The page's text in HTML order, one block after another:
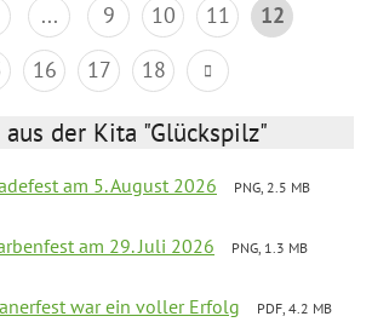
... 9 10 11
12
16 17 18
der Kita "Glückspilz"
am 5. August 2026
PNG, 2.5 MB
am 29. Juli 2026
PNG, 1.3 MB
war ein voller Erfolg
PDF, 4.2 MB